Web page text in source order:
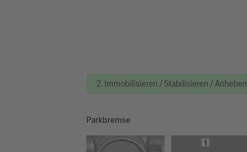
2. Immobilisieren / Stabilisieren / Anheben
Parkbremse